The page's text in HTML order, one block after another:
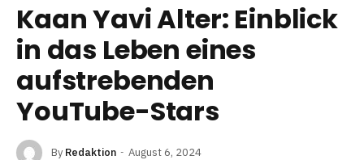
Kaan Yavi Alter: Einblick
in das Leben eines
aufstrebenden
YouTube-Stars
By Redaktion August 6, 2024